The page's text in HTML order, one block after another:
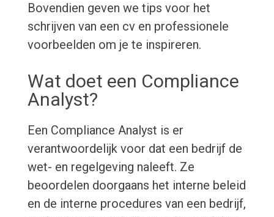
Bovendien geven we tips voor het
schrijven van een cv en professionele
voorbeelden om je te inspireren.
Wat doet een Compliance
Analyst?
Een Compliance Analyst is er
verantwoordelijk voor dat een bedrijf de
wet- en regelgeving naleeft. Ze
beoordelen doorgaans het interne beleid
en de interne procedures van een bedrijf,